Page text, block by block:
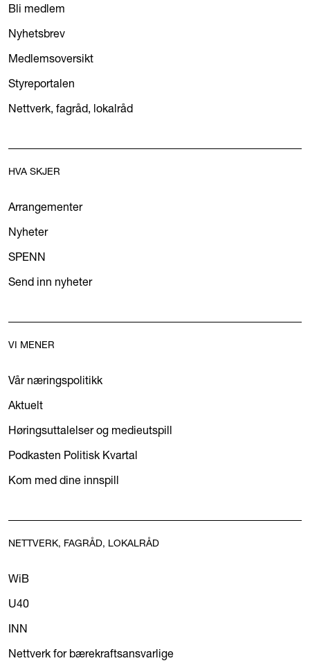
Bli medlem
Nyhetsbrev
Medlemsoversikt
Styreportalen
Nettverk, fagråd, lokalråd
HVA SKJER
Arrangementer
Nyheter
SPENN
Send inn nyheter
VI MENER
Vår næringspolitikk
Aktuelt
Høringsuttalelser og medieutspill
Podkasten Politisk Kvartal
Kom med dine innspill
NETTVERK, FAGRÅD, LOKALRÅD
WiB
U40
INN
Nettverk for bærekraftsansvarlige